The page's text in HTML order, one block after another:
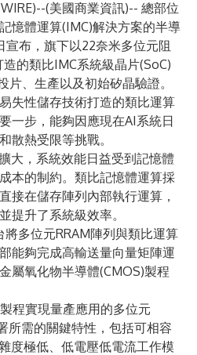
)--(美國商業資訊)-- 總部位
憶體運算(IMC)解決方案的半導
布，旗下以22奈米多位元阻
的類比IMC系統級晶片(SoC)
、生產以及初始矽晶驗證。
失性儲存技術打造的類比運算
一步，能夠因應現在AI系統日
散熱受限等挑戰。
大，系統效能日益受到記憶體
本的制約。類比記憶體運算採
接在儲存陣列內部執行運算，
提升了系統級效率。
多位元RRAM陣列與類比運算
能夠完成高輸送量向量矩陣運
屬氧化物半導體(CMOS)製程
程實現量產應用的多位元
所需的關鍵特性，包括可相容
度極低、低電壓低電流工作模